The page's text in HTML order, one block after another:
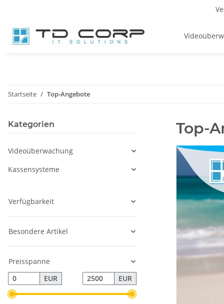
Startseite Top-Angebote
Top-
Kategorien
Videoüberwachung
Kassensysteme
Verfügbarkeit
Besondere Artikel
Preisspanne
EUR
EUR